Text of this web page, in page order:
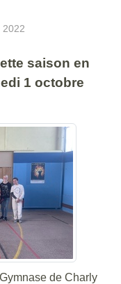
2022
saison en
1 octobre
de Charly